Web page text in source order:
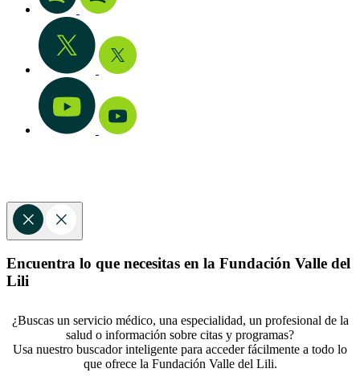
Encuentra lo que necesitas en la Fundación Valle del
Lili
¿Buscas un servicio médico, una especialidad, un profesional de la
salud o información sobre citas y programas?
Usa nuestro buscador inteligente para acceder fácilmente a todo lo
que ofrece la Fundación Valle del Lili.